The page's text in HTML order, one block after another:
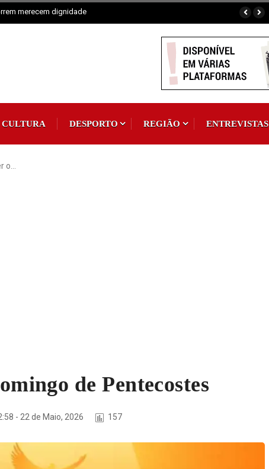
Comum
CULTURA DESPORTO REGIÃO ENTREVISTAS
o…
de Pentecostes
- 22 de Maio, 2026 157